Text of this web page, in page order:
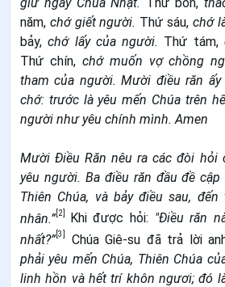
năm, chớ giết người. Thứ sáu, chớ
bảy, chớ lấy của người. Thứ tám,
Thứ chín,chớ muốn vợ chồng
tham của người. Mười điều răn
chớ: trước là yêu mến Chúa trên
người như yêu chính mình. Amen
Mười Ðiều Răn nêu ra các đòi hỏi
yêu người. Ba điều răn đầu đề
Thiên Chúa, và bảy điều sau,
nhân.” [2] Khi được hỏi: "Ðiều răn
nhất?” [3] Chúa Giê-su đã trả lời
phải yêu mến Chúa, Thiên Chúa
linh hồn và hết trí khôn ngươi; đó